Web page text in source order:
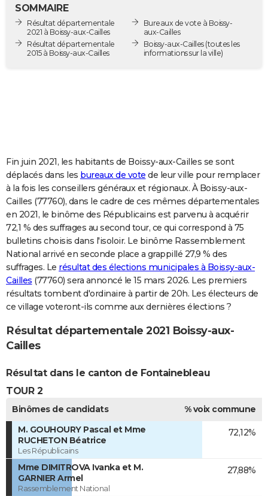
Destinations
City break
Voyage nature
Voyage de noces
Forum
Climat
GUIDES D'ACHAT
COPAINS D'AVANT
S'inscrire
Se connecter
Lycées
Collèges
Primaires
Universités
Entreprises
Service militaire
Avis de recherche
AVIS DE DÉCÈS
FORUM
Bricolage
Lifestyle
Culture
Sport
Auto
Television
Voyage
Cinema
SOMMAIRE
Résultat départementale
2021 à Boissy-aux-Cailles
Résultat départementale
2015 à Boissy-aux-Cailles
Bureaux de vote à Boissy-
aux-Cailles
Boissy-aux-Cailles(toutes les
informations sur la ville)
Fin juin 2021, les habitants de Boissy-aux-Cailles se sont
déplacés dans les bureaux de vote de leur ville pour remplacer
à la fois les conseillers généraux et régionaux. À Boissy-aux-
Cailles (77760), dans le cadre de ces mêmes départementales
en 2021, le binôme des Républicains est parvenu à acquérir
72,1 % des suffrages au second tour, ce qui correspond à 75
bulletins choisis dans l'isoloir. Le binôme Rassemblement
National arrivé en seconde place a grappillé 27,9 % des
suffrages. Le résultat des élections municipales à Boissy-aux-
Cailles (77760) sera annoncé le 15 mars 2026. Les premiers
résultats tombent d'ordinaire à partir de 20h. Les électeurs de
ce village voteront-ils comme aux dernières élections ?
Résultat départementale 2021 Boissy-aux-
Cailles
Résultat dans le canton de Fontainebleau
TOUR 2
Binômes de candidats
% voix commune
M. GOUHOURY Pascal et Mme
RUCHETON Béatrice
Les Républicains
72,12%
Mme DIMITROVA Ivanka et M.
GARNIER Armel
Rassemblement National
27,88%